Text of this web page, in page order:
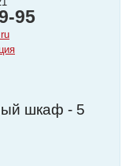
95
шкаф - 5